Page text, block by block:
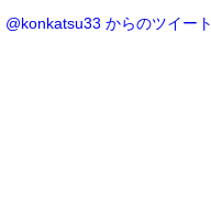
@konkatsu33 からのツイート